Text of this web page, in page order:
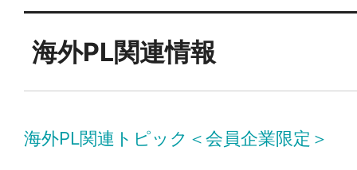
海外PL関連情報
海外PL関連トピック＜会員企業限定＞